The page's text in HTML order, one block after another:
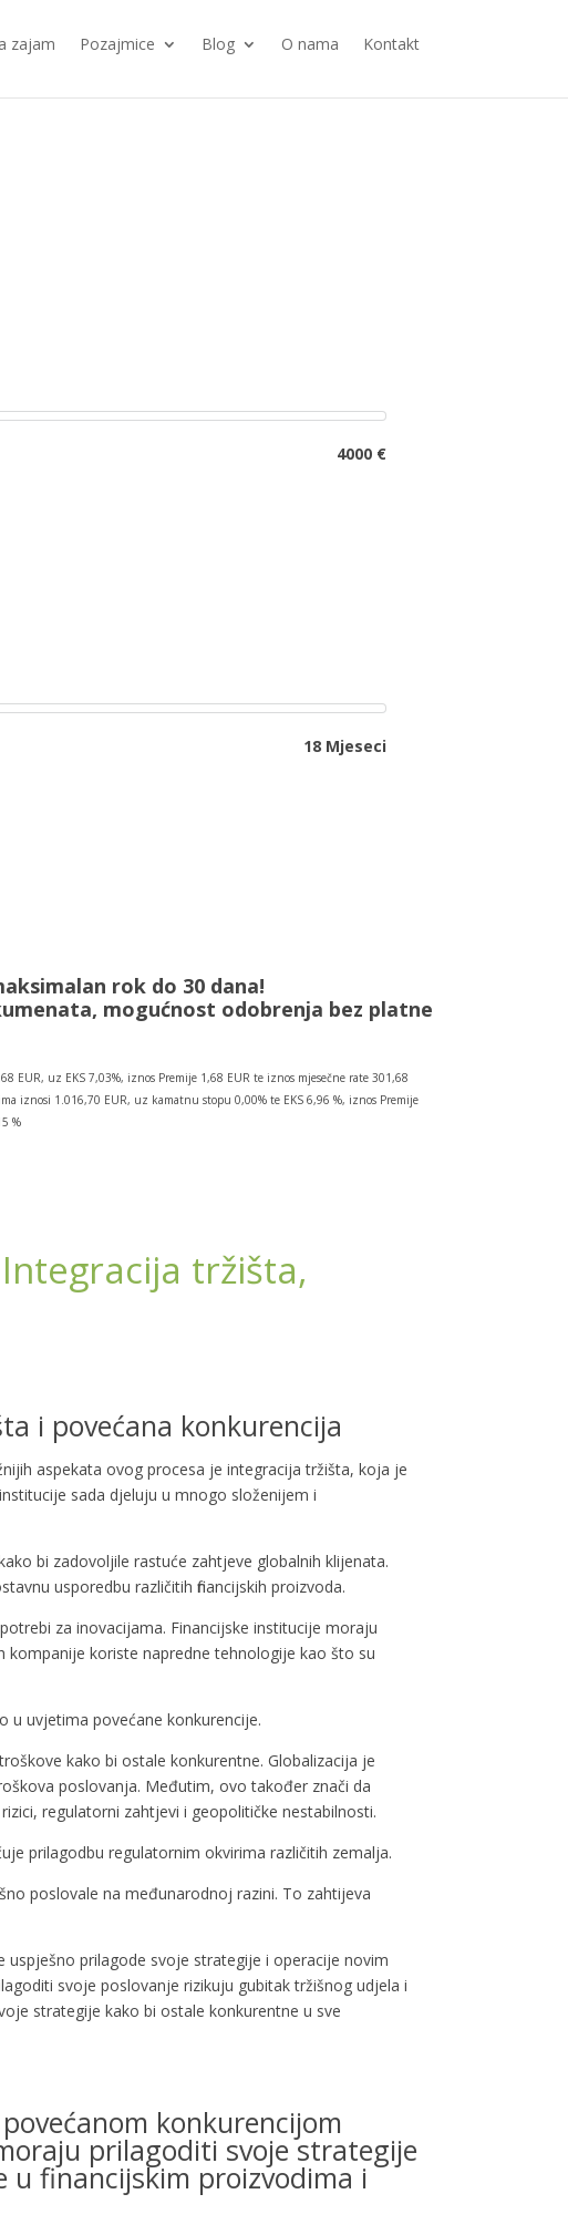
zajam Pozajmice Blog O nama Kontakt
4000 €
18 Mjeseci
rok do 30 dana!
mogućnost odobrenja bez platne
EUR, uz EKS 7,03%, iznos Premije 1,68 EUR te iznos mjesečne rate 301,68
iznosi 1.016,70 EUR, uz kamatnu stopu 0,00% te EKS 6,96 %, iznos Premije
%
tržišta,
i povećana konkurencija
aspekata ovog procesa je integracija tržišta, koja je
sada djeluju u mnogo složenijem i
bi zadovoljile rastuće zahtjeve globalnih klijenata.
usporedbu različitih financijskih proizvoda.
za inovacijama. Financijske institucije moraju
kompanije koriste napredne tehnologije kao što su
u uvjetima povećane konkurencije.
kako bi ostale konkurentne. Globalizacija je
poslovanja. Međutim, ovo također znači da
regulatorni zahtjevi i geopolitičke nestabilnosti.
prilagodbu regulatornim okvirima različitih zemalja.
poslovale na međunarodnoj razini. To zahtijeva
uspješno prilagode svoje strategije i operacije novim
svoje poslovanje rizikuju gubitak tržišnog udjela i
strategije kako bi ostale konkurentne u sve
konkurencijom
prilagoditi svoje strategije
u financijskim proizvodima i